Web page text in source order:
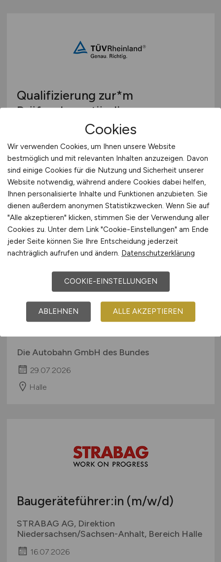
Qualifizierung zur*m
Prüfsachverständigen
Elektrotechnik(w/m/d)
TÜV Rheinland Service GmbH
29.07.2026
Halle (Saale)
Ingenieur konstruktiver
Ingenieurbau - Spannbeton
Die Autobahn GmbH des Bundes
29.07.2026
Halle
Baugeräteführer:in (m/w/d)
STRABAG AG, Direktion
Niedersachsen/Sachsen-Anhalt, Bereich Halle
16.07.2026
Cookies
Wir verwenden Cookies, um Ihnen unsere Website
bestmöglich und mit relevanten Inhalten anzuzeigen. Davon
sind einige Cookies für die Nutzung und Sicherheit unserer
Website notwendig, während andere Cookies dabei helfen,
Ihnen personalisierte Inhalte und Funktionen anzubieten. Sie
dienen außerdem anonymen Statistikzwecken. Wenn Sie auf
"Alle akzeptieren" klicken, stimmen Sie der Verwendung aller
Cookies zu. Unter dem Link "Cookie-Einstellungen" am Ende
jeder Seite können Sie Ihre Entscheidung jederzeit
nachträglich aufrufen und ändern. Datenschutzerklärung
COOKIE-EINSTELLUNGEN
ABLEHNEN ALLE AKZEPTIEREN